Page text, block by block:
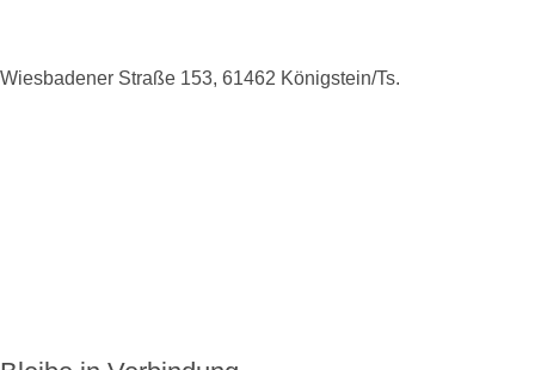
Wiesbadener Straße 153, 61462 Königstein/Ts.